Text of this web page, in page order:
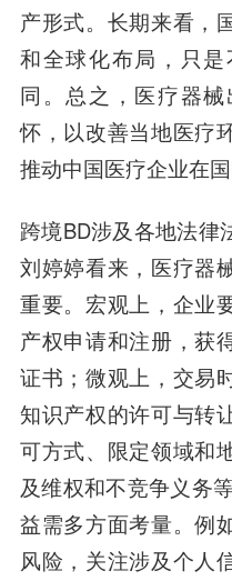
产形式。长期来看，
和全球化布局，只
同。总之，医疗器
怀，以改善当地医疗
推动中国医疗企业在国
跨境BD涉及各地法律
刘婷婷看来，医疗器
重要。宏观上，企业
产权申请和注册，获
证书；微观上，交易
知识产权的许可与转
可方式、限定领域和
及维权和不竞争义务
益需多方面考量。例
风险，关注涉及个人